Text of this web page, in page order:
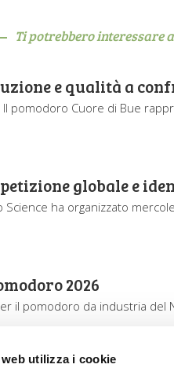
utilizza i cookie
Ti potrebbero interessare
e qualità a
pomodoro Cuore di Bue
globale e
ha organizzato
2026
il pomodoro da industria del